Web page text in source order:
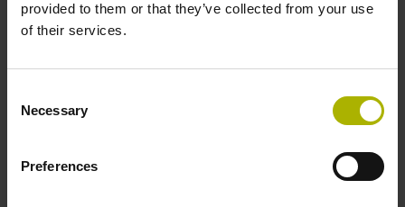
provided to them or that they’ve collected from your use
of their services.
Selection
Necessary
Preferences
Condizioni di partecipazione
Dichiaro di aver letto e di accettare quanto
contenuto nella sezione Protezione dei dati
personali del sito